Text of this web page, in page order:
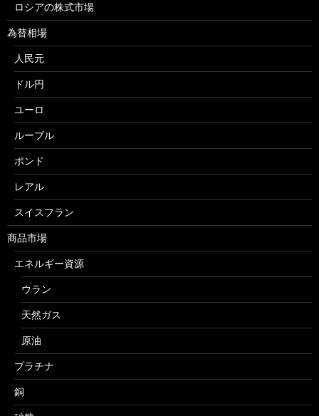
ロシアの株式市場
為替相場
人民元
ドル円
ユーロ
ルーブル
ポンド
レアル
スイスフラン
商品市場
エネルギー資源
ウラン
天然ガス
原油
プラチナ
銅